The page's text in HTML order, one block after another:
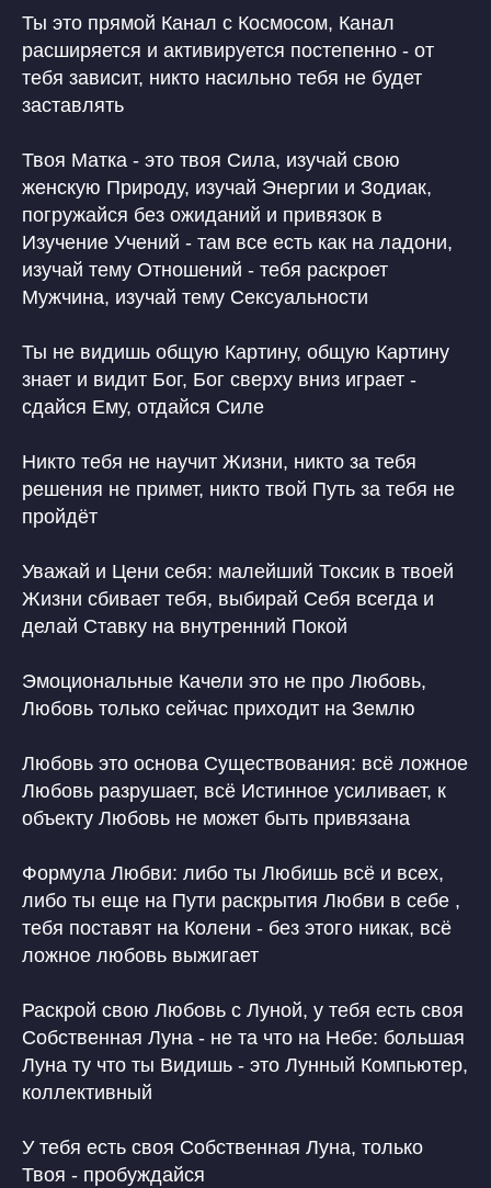
Ты это прямой Канал с Космосом, Канал
расширяется и активируется постепенно - от
тебя зависит, никто насильно тебя не будет
заставлять
Твоя Матка - это твоя Сила, изучай свою
женскую Природу, изучай Энергии и Зодиак,
погружайся без ожиданий и привязок в
Изучение Учений - там все есть как на ладони,
изучай тему Отношений - тебя раскроет
Мужчина, изучай тему Сексуальности
Ты не видишь общую Картину, общую Картину
знает и видит Бог, Бог сверху вниз играет -
сдайся Ему, отдайся Силе
Никто тебя не научит Жизни, никто за тебя
решения не примет, никто твой Путь за тебя не
пройдёт
Уважай и Цени себя: малейший Токсик в твоей
Жизни сбивает тебя, выбирай Себя всегда и
делай Ставку на внутренний Покой
Эмоциональные Качели это не про Любовь,
Любовь только сейчас приходит на Землю
Любовь это основа Существования: всё ложное
Любовь разрушает, всё Истинное усиливает, к
объекту Любовь не может быть привязана
Формула Любви: либо ты Любишь всё и всех,
либо ты еще на Пути раскрытия Любви в себе ,
тебя поставят на Колени - без этого никак, всё
ложное любовь выжигает
Раскрой свою Любовь с Луной, у тебя есть своя
Собственная Луна - не та что на Небе: большая
Луна ту что ты Видишь - это Лунный Компьютер,
коллективный
У тебя есть своя Собственная Луна, только
Твоя - пробуждайся
ОГРН 322030000010453
Политика конфиденциальности
О НАС
INSTAGRAM* MSF
Защита авторских прав
ПОДПИСАТЬСЯ НА НОВОСТИ
ОТПРАВИТЬ
Патент на Товарный Знак номер 1080007
Патент на Товарный Знак номер 902234
Патент на Логотип номер 986658
Свидетельство на Товарный Знак
(знак обслуживания) номер 1095908
СТАТЬИ
*деятельность компании Meta
Instagram, Facebook) запрещена